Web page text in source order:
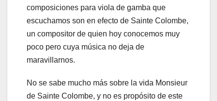
composiciones para viola de gamba que
escuchamos son en efecto de Sainte Colombe,
un compositor de quien hoy conocemos muy
poco pero cuya música no deja de
maravillarnos.
No se sabe mucho más sobre la vida Monsieur
de Sainte Colombe, y no es propósito de este